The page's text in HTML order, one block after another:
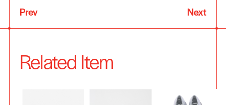
Prev Next
Related Item